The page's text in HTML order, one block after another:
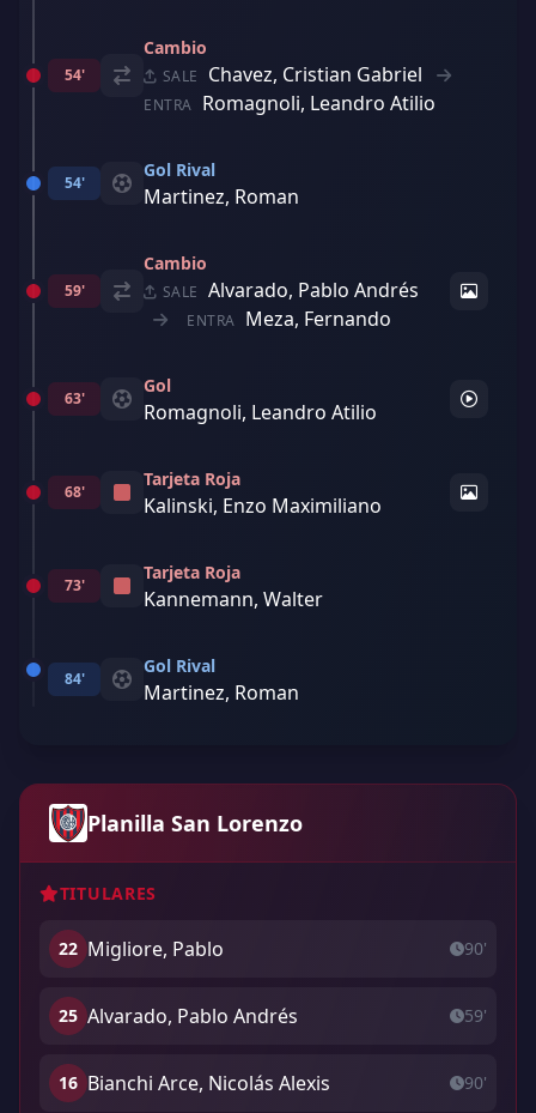
54'
Cambio
SALE Chavez, Cristian Gabriel
ENTRA Romagnoli, Leandro Atilio
54'
Gol Rival
Martinez, Roman
59'
Cambio
SALE Alvarado, Pablo Andrés
ENTRA Meza, Fernando
63'
Gol
Romagnoli, Leandro Atilio
68'
Tarjeta Roja
Kalinski, Enzo Maximiliano
73'
Tarjeta Roja
Kannemann, Walter
84'
Gol Rival
Martinez, Roman
Planilla San Lorenzo
TITULARES
22 Migliore, Pablo 90'
25 Alvarado, Pablo Andrés 59'
16 Bianchi Arce, Nicolás Alexis 90'